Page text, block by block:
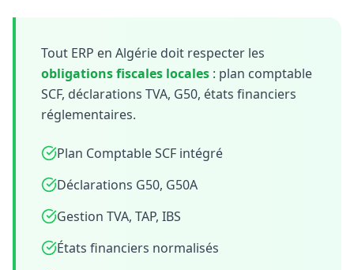
Tout ERP en Algérie doit respecter les
obligations fiscales locales : plan comptable
SCF, déclarations TVA, G50, états financiers
réglementaires.
Plan Comptable SCF intégré
Déclarations G50, G50A
Gestion TVA, TAP, IBS
États financiers normalisés